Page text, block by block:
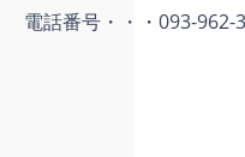
電話番号・・・093-962-